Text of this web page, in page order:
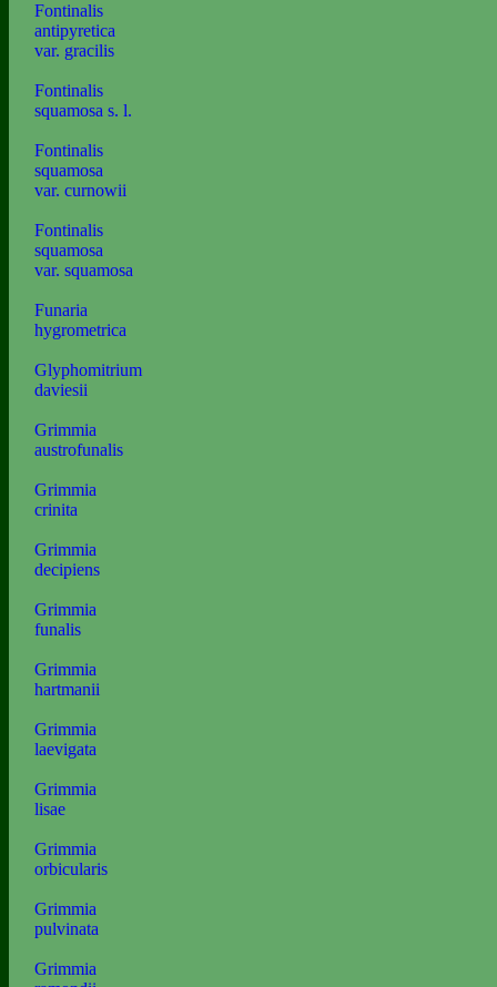
Fontinalis
antipyretica
var. gracilis
Fontinalis
squamosa s. l.
Fontinalis
squamosa
var. curnowii
Fontinalis
squamosa
var. squamosa
Funaria
hygrometrica
Glyphomitrium
daviesii
Grimmia
austrofunalis
Grimmia
crinita
Grimmia
decipiens
Grimmia
funalis
Grimmia
hartmanii
Grimmia
laevigata
Grimmia
lisae
Grimmia
orbicularis
Grimmia
pulvinata
Grimmia